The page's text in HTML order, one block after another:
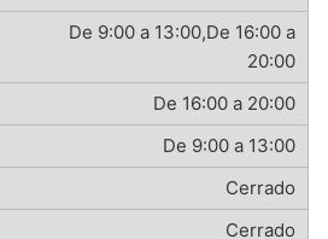
De 9:00 a 13:00,De 16:00 a
20:00
De 16:00 a 20:00
De 9:00 a 13:00
Cerrado
Cerrado